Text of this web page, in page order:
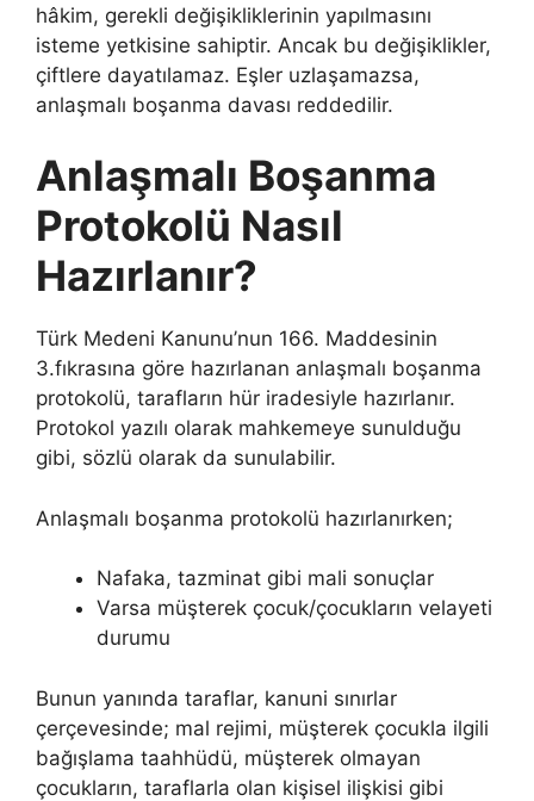
hâkim, gerekli değişikliklerinin yapılmasını
isteme yetkisine sahiptir. Ancak bu değişiklikler,
çiftlere dayatılamaz. Eşler uzlaşamazsa,
anlaşmalı boşanma davası reddedilir.
Anlaşmalı Boşanma
Protokolü Nasıl
Hazırlanır?
Türk Medeni Kanunu’nun 166. Maddesinin
3.fıkrasına göre hazırlanan anlaşmalı boşanma
protokolü, tarafların hür iradesiyle hazırlanır.
Protokol yazılı olarak mahkemeye sunulduğu
gibi, sözlü olarak da sunulabilir.
Anlaşmalı boşanma protokolü hazırlanırken;
Nafaka, tazminat gibi mali sonuçlar
Varsa müşterek çocuk/çocukların velayeti
durumu
Bunun yanında taraflar, kanuni sınırlar
çerçevesinde; mal rejimi, müşterek çocukla ilgili
bağışlama taahhüdü, müşterek olmayan
çocukların, taraflarla olan kişisel ilişkisi gibi